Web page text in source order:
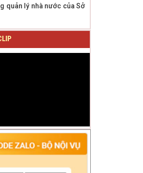
quản lý nhà nước của Sở